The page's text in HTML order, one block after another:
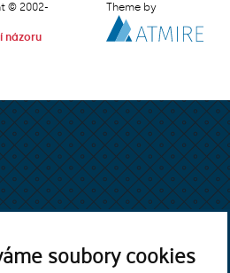
soubory cookies
© 2002-
názoru
Theme by